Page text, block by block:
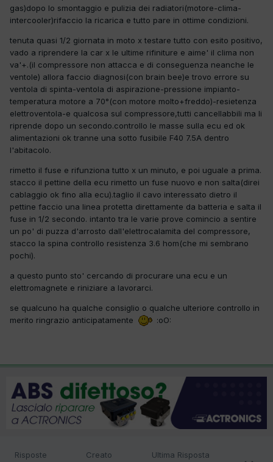
gas)dopo lo smontaggio e pulizia dei radiatori(motore-clima-
intercooler)rifaccio la ricarica e tutto pare in ottime condizioni.
tenuta quasi 1/2 giornata in moto x testare tutto con esito positivo,
vado a riprendere la car x le ultime rifiniture e aime' il clima non
va'+.(il compressore non attacca e di conseguenza neanche le
ventole) allora faccio diagnosi(con brain bee)e trovo errore su
ventola di spinta-ventola di aspirazione-pressione impianto-
temperatura motore a 70°(con motore molto+freddo)-resietenza
elettroventola-e qualcosa sul compressore,tutti cancellabbili ma li
riprende dopo un secondo.controllo le masse sulla ecu ed ok
alimentazioni ok tranne una sotto fusibile F40 7.5A dentro
l'abitacolo.
rimetto il fuse e rifunziona tutto x un minuto, e poi uguale a prima.
stacco il pettine della ecu rimetto un fuse nuovo e non salta(direi
cablaggio ok fino alla ecu).taglio il cavo interessato dietro il
pettine faccio una linea protetta direttamente da batteria e salta il
fuse in 1/2 secondo. intanto tra le varie prove comincio a sentire
un po' di puzza d'arrosto dall'elettrocalamita del compressore,
stacco la spina controllo resistenza 3.6 hom(che mi sembrano
pochi).
a questo punto sto' cercando di procurare una ecu e un
elettromagnete e riniziare a lavorarci.
se qualcuno ha qualche consiglio o qualche ulteriore controllo in
merito ringrazio anticipatamente
:oO:
Risposte Creato Ultima Risposta